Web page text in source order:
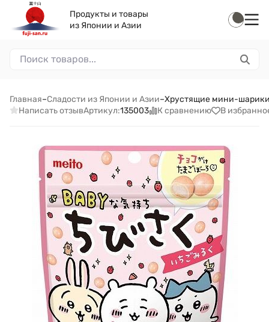
Продукты и товары
из Японии и Азии
Главная–Сладости из Японии и Азии–Хрустящие мини-шарики
Написать отзывАртикул:135003 К сравнению В